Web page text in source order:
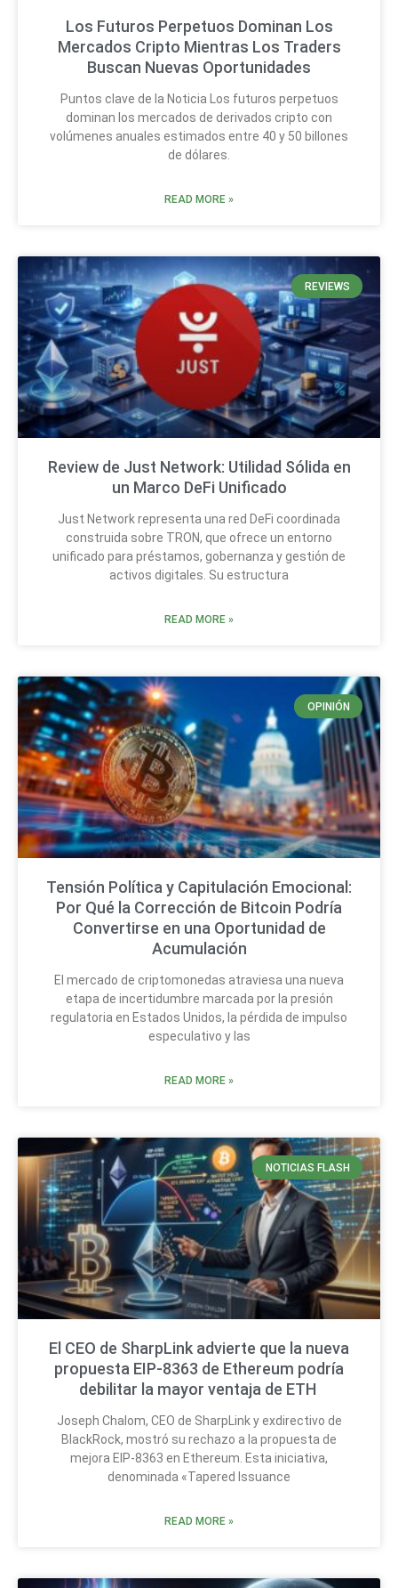
Los Futuros Perpetuos Dominan Los
Mercados Cripto Mientras Los Traders
Buscan Nuevas Oportunidades
Puntos clave de la Noticia Los futuros perpetuos
dominan los mercados de derivados cripto con
volúmenes anuales estimados entre 40 y 50 billones
de dólares.
READ MORE »
REVIEWS
Review de Just Network: Utilidad Sólida en
un Marco DeFi Unificado
Just Network representa una red DeFi coordinada
construida sobre TRON, que ofrece un entorno
unificado para préstamos, gobernanza y gestión de
activos digitales. Su estructura
READ MORE »
OPINIÓN
Tensión Política y Capitulación Emocional:
Por Qué la Corrección de Bitcoin Podría
Convertirse en una Oportunidad de
Acumulación
El mercado de criptomonedas atraviesa una nueva
etapa de incertidumbre marcada por la presión
regulatoria en Estados Unidos, la pérdida de impulso
especulativo y las
READ MORE »
NOTICIAS FLASH
El CEO de SharpLink advierte que la nueva
propuesta EIP-8363 de Ethereum podría
debilitar la mayor ventaja de ETH
Joseph Chalom, CEO de SharpLink y exdirectivo de
BlackRock, mostró su rechazo a la propuesta de
mejora EIP-8363 en Ethereum. Esta iniciativa,
denominada «Tapered Issuance
READ MORE »